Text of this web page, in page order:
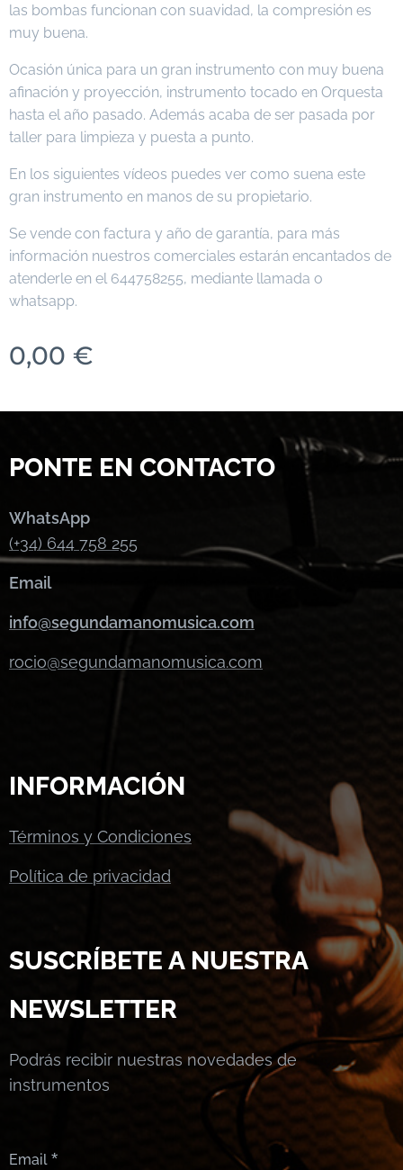
las bombas funcionan con suavidad, la compresión es
muy buena.
Ocasión única para un gran instrumento con muy buena
afinación y proyección, instrumento tocado en Orquesta
hasta el año pasado. Además acaba de ser pasada por
taller para limpieza y puesta a punto.
En los siguientes vídeos puedes ver como suena este
gran instrumento en manos de su propietario.
Se vende con factura y año de garantía, para más
información nuestros comerciales estarán encantados de
atenderle en el 644758255, mediante llamada o
whatsapp.
0,00 €
PONTE EN CONTACTO
WhatsApp
(+34) 644 758 255
Email
info@segundamanomusica.com
rocio@segundamanomusica.com
INFORMACIÓN
Términos y Condiciones
Política de privacidad
SUSCRÍBETE A NUESTRA
NEWSLETTER
Podrás recibir nuestras novedades de
instrumentos
Email